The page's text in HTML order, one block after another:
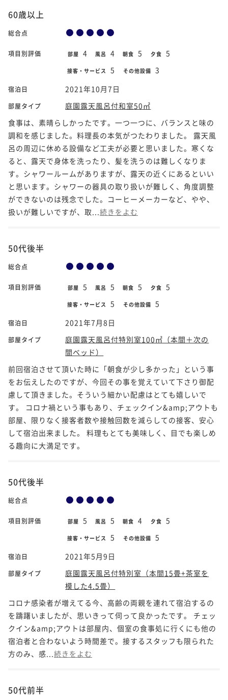
60歳以上
総合点
項目別評価 部屋 4 風呂 4 朝食 5 夕食 5
接客・サービス 5 その他設備 3
宿泊日 2021年10月7日
部屋タイプ
庭園露天風呂付和室50㎡
食事は、素晴らしかったです。一つ一つに、バランスと味の
調和を感じました。料理長の本気がつたわりました。 露天風
呂の周辺に休める設備など工夫が必要と思いました。寒くな
ると、露天で身体を洗ったり、髪を洗うのは難しくなりま
す。シャワールームがありますが、露天の近くにあるといい
と思います。シャワーの器具の取り扱いが難しく、角度調整
ができないのは残念でした。コーヒーメーカーなど、やや、
扱いが難しいですが、取... 続きをよむ
50代後半
総合点
項目別評価 部屋 5 風呂 5 朝食 5 夕食 5
接客・サービス 5 その他設備 5
宿泊日 2021年7月8日
部屋タイプ
庭園露天風呂付特別室100㎡（本間＋次の
間ベッド）
前回宿泊させて頂いた時に「朝食が少し多かった」という事
をお伝えしたのですが、今回その事を覚えていて下さり御配
慮して頂きました。そういう細かい配慮はとても嬉しいで
す。 コロナ禍という事もあり、チェックイン&amp;アウトも
部屋、限りなく接客者数や接触回数を減らしての接客、安心
して宿泊出来ました。 料理もとても美味しく、目でも楽しめ
る趣向に大満足です。
50代後半
総合点
項目別評価 部屋 5 風呂 5 朝食 4 夕食 5
接客・サービス 5 その他設備 5
宿泊日 2021年5月9日
部屋タイプ
庭園露天風呂付特別室（本間15畳+茶室を
模した4.5畳）
コロナ感染者が増えてる今、高齢の両親を連れて宿泊するの
を躊躇いましたが、思いきって伺って良かったです。 チェッ
クイン&amp;アウトは部屋内、個室の食事処に行くにも他の
宿泊者と合わないよう時間差で。接するスタッフも限られた
方のみ、感... 続きをよむ
50代前半